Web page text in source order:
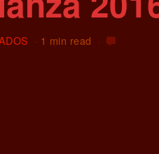
1 min read